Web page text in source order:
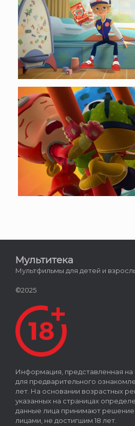
Мультитека
Мультфильмы для детей и
©2025
Информация, представленная
для предварительного
лет. На основании возрастных
указанных на страницах
данные лица принимают
лицами, не достигшим 18 лет.